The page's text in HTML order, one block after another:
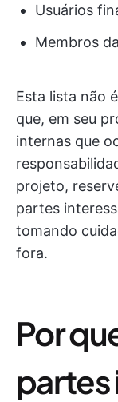
Usuários
Membros
Esta lista não
que, em seu
internas que
projeto,
partes
tomando
fora.
Por
partes